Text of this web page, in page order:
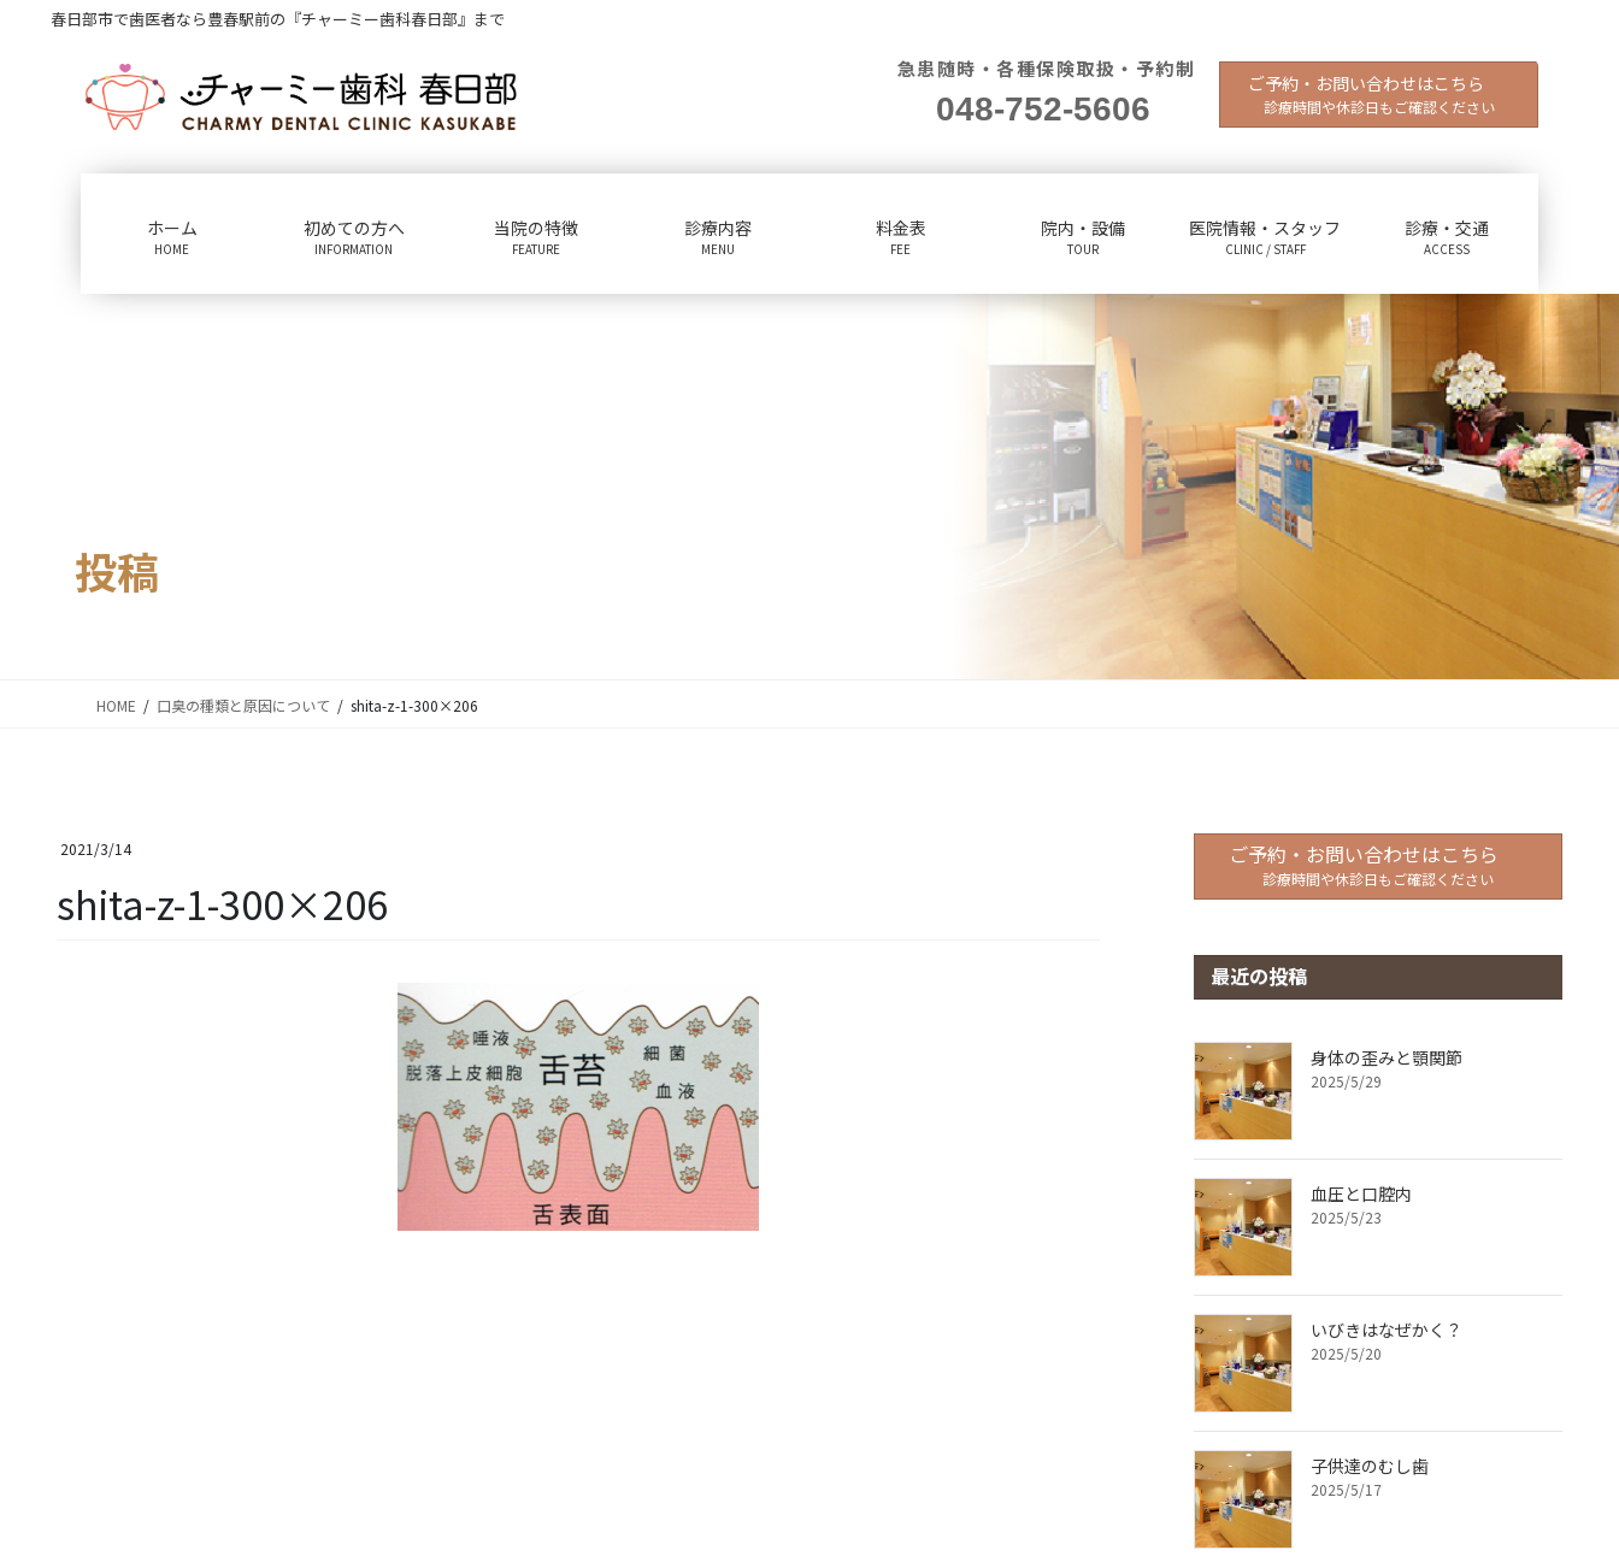
春日部市で歯医者なら豊春駅前の『チャーミー歯科春日部』まで
急患随時・各種保険取扱・予約制
048-752-5606
ご予約・お問い合わせはこちら
診療時間や休診日もご確認ください
ホーム
HOME
初めての方へ
INFORMATION
当院の特徴
FEATURE
診療内容
MENU
料金表
FEE
院内・設備
TOUR
医院情報・スタッフ
CLINIC / STAFF
診療・交通
ACCESS
投稿
HOME 口臭の種類と原因について shita-z-1-300×206
2021/3/14
shita-z-1-300×206
ご予約・お問い合わせはこちら
診療時間や休診日もご確認ください
最近の投稿
身体の歪みと顎関節
2025/5/29
血圧と口腔内
2025/5/23
いびきはなぜかく？
2025/5/20
子供達のむし歯
2025/5/17